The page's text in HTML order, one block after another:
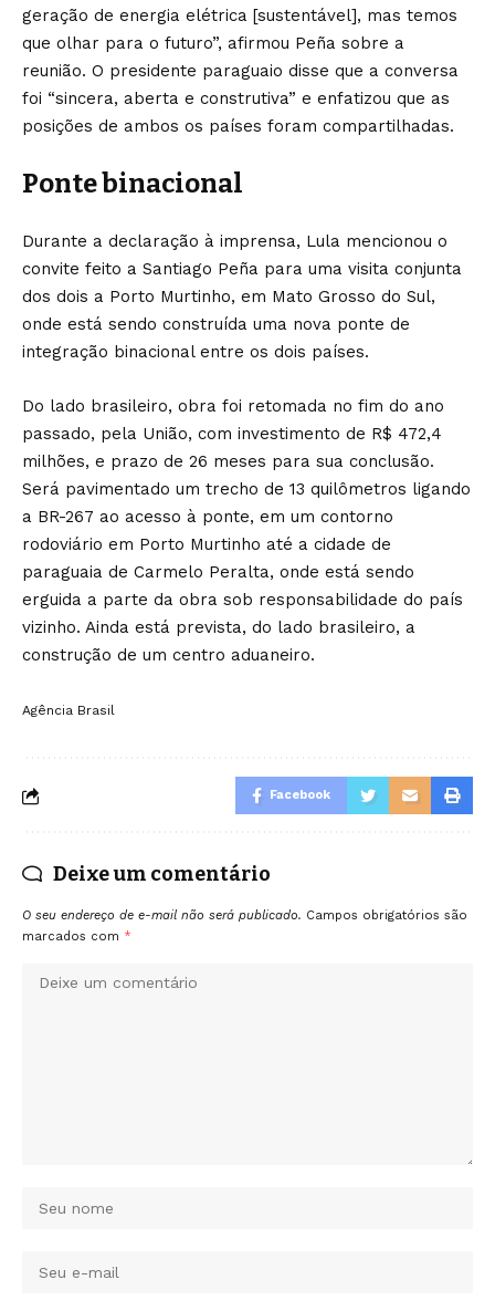
geração de energia elétrica [sustentável], mas temos
que olhar para o futuro”, afirmou Peña sobre a
reunião. O presidente paraguaio disse que a conversa
foi “sincera, aberta e construtiva” e enfatizou que as
posições de ambos os países foram compartilhadas.
Ponte binacional
Durante a declaração à imprensa, Lula mencionou o
convite feito a Santiago Peña para uma visita conjunta
dos dois a Porto Murtinho, em Mato Grosso do Sul,
onde está sendo construída uma nova ponte de
integração binacional entre os dois países.
Do lado brasileiro, obra foi retomada no fim do ano
passado, pela União, com investimento de R$ 472,4
milhões, e prazo de 26 meses para sua conclusão.
Será pavimentado um trecho de 13 quilômetros ligando
a BR-267 ao acesso à ponte, em um contorno
rodoviário em Porto Murtinho até a cidade de
paraguaia de Carmelo Peralta, onde está sendo
erguida a parte da obra sob responsabilidade do país
vizinho. Ainda está prevista, do lado brasileiro, a
construção de um centro aduaneiro.
Agência Brasil
Facebook
Deixe um comentário
O seu endereço de e-mail não será publicado. Campos obrigatórios são
marcados com *